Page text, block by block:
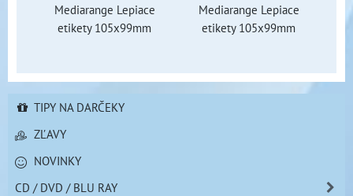
Mediarange Lepiace
etikety 105x99mm
Mediarange Lepiace
etikety 105x99mm
TIPY NA DARČEKY
ZĽAVY
NOVINKY
CD / DVD / BLU RAY